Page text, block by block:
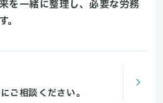
を一緒に整理し、必要な労務
ご相談ください。